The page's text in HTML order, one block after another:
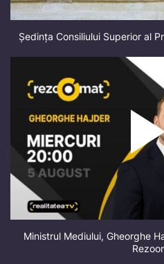
Ședința Consiliului Superior al
Ministrul Mediului, Gheorghe